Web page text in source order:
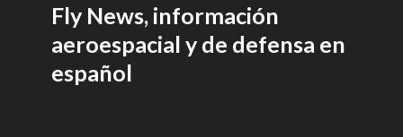
Fly News, información
aeroespacial y de defensa en
español